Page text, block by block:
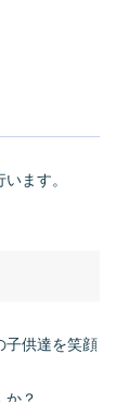
ます。
子供達を笑顔